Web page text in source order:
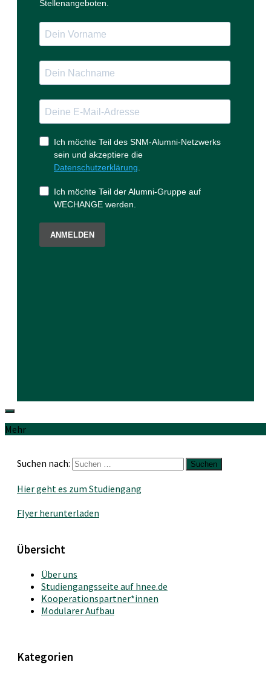
Mehr
Suchen nach:
Hier geht es zum Studiengang
Flyer herunterladen
Übersicht
Über uns
Studiengangsseite auf hnee.de
Kooperationspartner*innen
Modularer Aufbau
Kategorien